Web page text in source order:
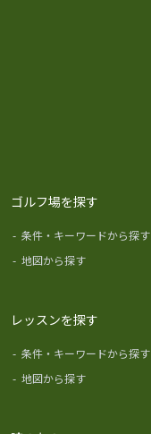
ゴルフ場を探す
- 条件・キーワードから探す
- 地図から探す
レッスンを探す
- 条件・キーワードから探す
- 地図から探す